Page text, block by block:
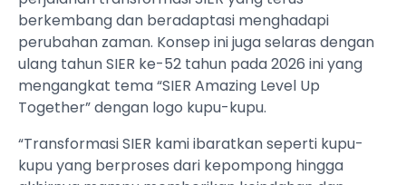
berkembang dan beradaptasi menghadapi
perubahan zaman. Konsep ini juga selaras dengan
ulang tahun SIER ke-52 tahun pada 2026 ini yang
mengangkat tema “SIER Amazing Level Up
Together” dengan logo kupu-kupu.
“Transformasi SIER kami ibaratkan seperti kupu-
kupu yang berproses dari kepompong hingga